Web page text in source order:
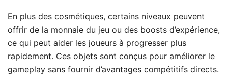
En plus des cosmétiques, certains niveaux peuvent
offrir de la monnaie du jeu ou des boosts d’expérience,
ce qui peut aider les joueurs à progresser plus
rapidement. Ces objets sont conçus pour améliorer le
gameplay sans fournir d’avantages compétitifs directs.